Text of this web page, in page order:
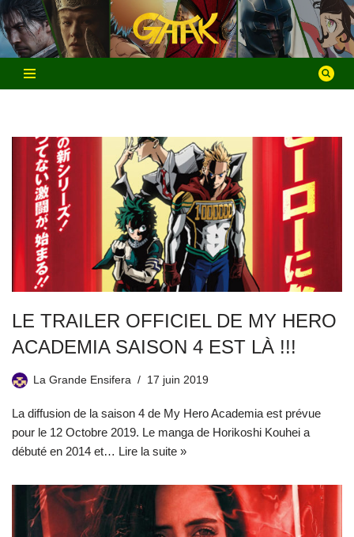
Aller
au
contenu
LE TRAILER OFFICIEL DE MY HERO
ACADEMIA SAISON 4 EST LÀ !!!
La Grande Ensifera 17 juin 2019
La diffusion de la saison 4 de My Hero Academia est prévue
pour le 12 Octobre 2019. Le manga de Horikoshi Kouhei a
débuté en 2014 et… Lire la suite »